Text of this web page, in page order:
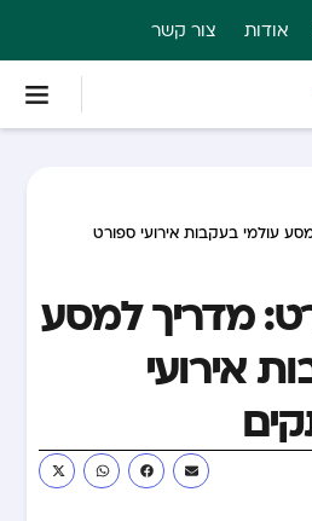
אודות צור קשר
עולמי בעקבות אירועי ספורט
מדריך למסע
אירועי